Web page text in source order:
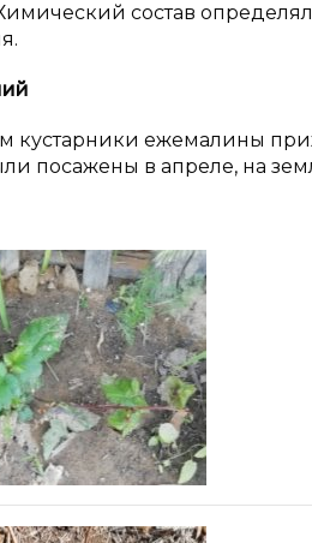
состав
ежемалины
посажены в апреле, на